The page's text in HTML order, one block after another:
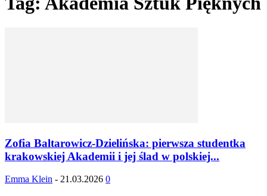
Zofia Baltarowicz-Dzielińska: pierwsza studentka
krakowskiej Akademii i jej ślad w polskiej...
Emma Klein - 21.03.2026 0